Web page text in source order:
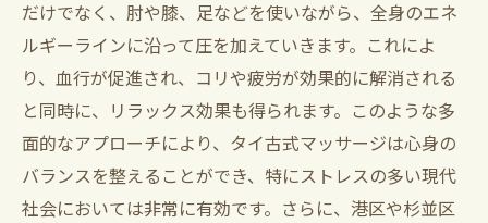
心の健康をサポートする技術
タイ古式マッサージの科学的な効果
ストレス解消に最適なタイ古式マッサージの施
術法
施術前のリラックス準備
プロが教える自宅でできる簡単ストレッチ
だけでなく、肘や膝、足などを使いながら、全身のエネ
ルギーラインに沿って圧を加えていきます。これによ
り、血行が促進され、コリや疲労が効果的に解消される
と同時に、リラックス効果も得られます。このような多
面的なアプローチにより、タイ古式マッサージは心身の
バランスを整えることができ、特にストレスの多い現代
社会においては非常に有効です。さらに、港区や杉並区